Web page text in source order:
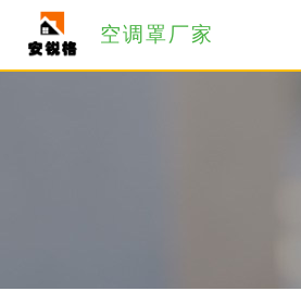
空调罩厂家